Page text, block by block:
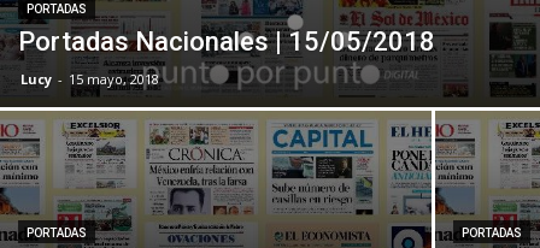
PORTADAS
Portadas Nacionales | 15/05/2018
Lucy - 15 mayo, 2018
PORTADAS PORTADAS